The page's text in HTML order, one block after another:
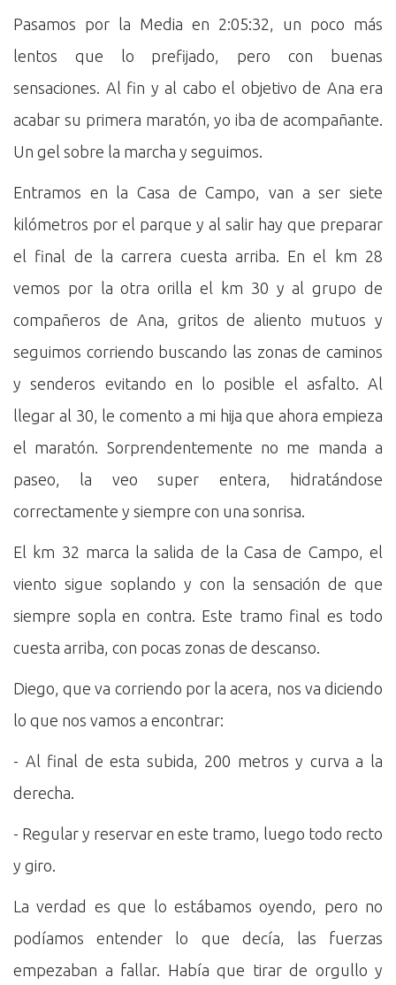
Pasamos por la Media en 2:05:32, un poco más
lentos que lo prefijado, pero con buenas
sensaciones. Al fin y al cabo el objetivo de Ana era
acabar su primera maratón, yo iba de acompañante.
Un gel sobre la marcha y seguimos.
Entramos en la Casa de Campo, van a ser siete
kilómetros por el parque y al salir hay que preparar
el final de la carrera cuesta arriba. En el km 28
vemos por la otra orilla el km 30 y al grupo de
compañeros de Ana, gritos de aliento mutuos y
seguimos corriendo buscando las zonas de caminos
y senderos evitando en lo posible el asfalto. Al
llegar al 30, le comento a mi hija que ahora empieza
el maratón. Sorprendentemente no me manda a
paseo, la veo super entera, hidratándose
correctamente y siempre con una sonrisa.
El km 32 marca la salida de la Casa de Campo, el
viento sigue soplando y con la sensación de que
siempre sopla en contra. Este tramo final es todo
cuesta arriba, con pocas zonas de descanso.
Diego, que va corriendo por la acera, nos va diciendo
lo que nos vamos a encontrar:
- Al final de esta subida, 200 metros y curva a la
derecha.
- Regular y reservar en este tramo, luego todo recto
y giro.
La verdad es que lo estábamos oyendo, pero no
podíamos entender lo que decía, las fuerzas
empezaban a fallar. Había que tirar de orgullo y